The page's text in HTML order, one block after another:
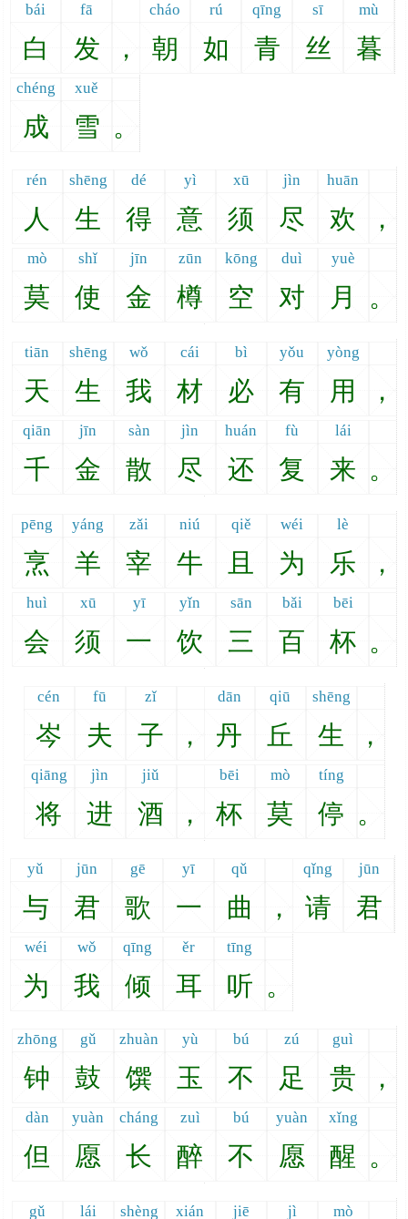
bái fā cháo rú qīng sī mù
白 发 ， 朝 如 青 丝 暮
chéng xuě
成 雪 。
rén shēng dé yì xū jìn huān
人 生 得 意 须 尽 欢 ，
mò shǐ jīn zūn kōng duì yuè
莫 使 金 樽 空 对 月 。
tiān shēng wǒ cái bì yǒu yòng
天 生 我 材 必 有 用 ，
qiān jīn sàn jìn huán fù lái
千 金 散 尽 还 复 来 。
pēng yáng zǎi niú qiě wéi lè
烹 羊 宰 牛 且 为 乐 ，
huì xū yī yǐn sān bǎi bēi
会 须 一 饮 三 百 杯 。
cén fū zǐ dān qiū shēng
岑 夫 子 ， 丹 丘 生 ，
qiāng jìn jiǔ bēi mò tíng
将 进 酒 ， 杯 莫 停 。
yǔ jūn gē yī qǔ qǐng jūn
与 君 歌 一 曲 ， 请 君
wéi wǒ qīng ěr tīng
为 我 倾 耳 听 。
zhōng gǔ zhuàn yù bú zú guì
钟 鼓 馔 玉 不 足 贵 ，
dàn yuàn cháng zuì bú yuàn xǐng
但 愿 长 醉 不 愿 醒 。
gǔ lái shèng xián jiē jì mò